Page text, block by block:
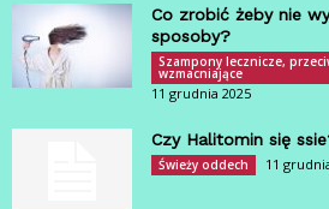
Co zrobić żeby nie
sposoby?
Szampony lecznicze,
wzmacniające
11 grudnia 2025
Czy Halitomin się
Świeży oddech 11